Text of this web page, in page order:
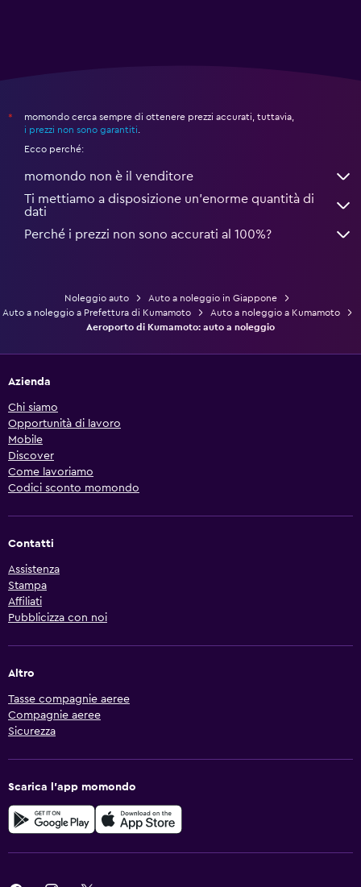
*
momondo cerca sempre di ottenere prezzi accurati, tuttavia,
i prezzi non sono garantiti.
Ecco perché:
momondo non è il venditore
Ti mettiamo a disposizione un’enorme quantità di
dati
Perché i prezzi non sono accurati al 100%?
Noleggio auto
Auto a noleggio in Giappone
Auto a noleggio a Prefettura di Kumamoto
Auto a noleggio a Kumamoto
Aeroporto di Kumamoto: auto a noleggio
Azienda
Chi siamo
Opportunità di lavoro
Mobile
Discover
Come lavoriamo
Codici sconto momondo
Contatti
Assistenza
Stampa
Affiliati
Pubblicizza con noi
Altro
Tasse compagnie aeree
Compagnie aeree
Sicurezza
Scarica l'app momondo